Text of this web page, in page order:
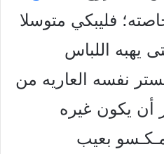
فليبكي متوسلا
يهبه اللباس
نفسه العاريه من
أن يكون غيره
بعيب